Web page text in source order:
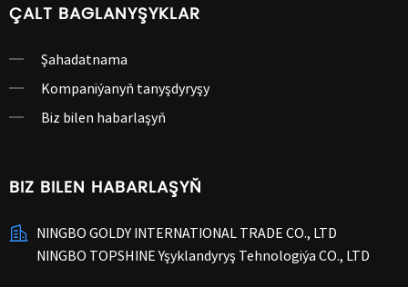
ÇALT BAGLANYŞYKLAR
Şahadatnama
Kompaniýanyň tanyşdyryşy
Biz bilen habarlaşyň
BIZ BILEN HABARLAŞYŇ
NINGBO GOLDY INTERNATIONAL TRADE CO., LTD
NINGBO TOPSHINE Yşyklandyryş Tehnologiýa CO., LTD